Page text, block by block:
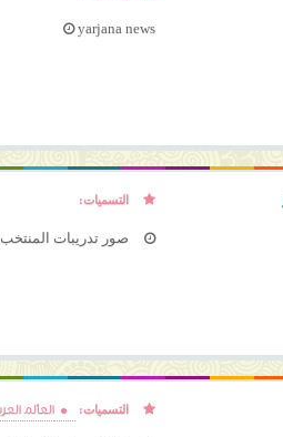
yarjana news
التسميات:
صور تدريبات المنتخب
التسميات: العالم